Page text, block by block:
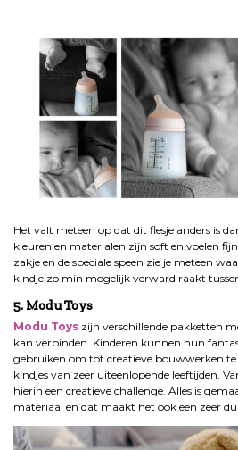
Het valt meteen op dat dit flesje anders is
kleuren en materialen zijn soft en voelen
zakje en de speciale speen zie je meteen
kindje zo min mogelijk verward raakt
5. Modu Toys
Modu Toys zijn verschillende pakketten
kan verbinden. Kinderen kunnen hun
gebruiken om tot creatieve bouwwerken
kindjes van zeer uiteenlopende leeftijden.
hierin een creatieve challenge. Alles is
materiaal en dat maakt het ook een zeer